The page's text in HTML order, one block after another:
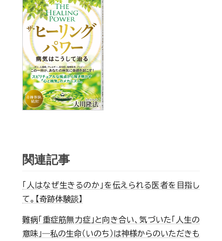
関連記事
「人はなぜ生きるのか」を伝えられる医者を目指し
て。【奇跡体験談】
難病「重症筋無力症」と向き合い、気づいた「人生の
意味」―私の生命（いのち）は神様からのいただきも